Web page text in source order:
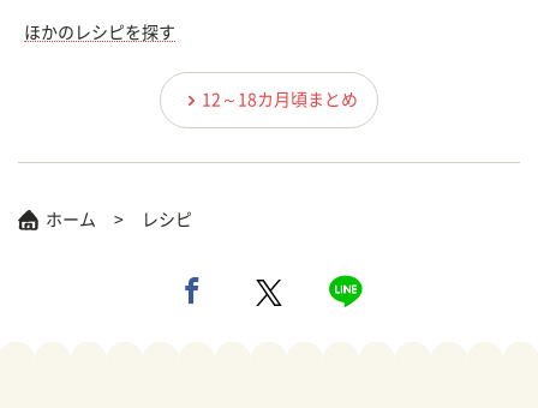
ほかのレシピを探す
12～18カ月頃まとめ
ホーム レシピ